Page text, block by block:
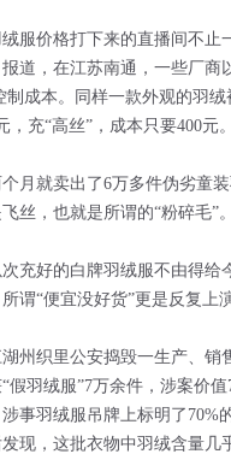
服价格打下来的直播间不止
报道，在江苏南通，一些厂商
制成本。同样一款外观的羽绒
，充“高丝”，成本只要400元。
月就卖出了6万多件伪劣童
丝，也就是所谓的“粉碎毛”。
充好的白牌羽绒服不由得给
谓“便宜没好货”更是反复上演
州织里公安捣毁一生产、销
假羽绒服”7万余件，涉案价
事羽绒服吊牌上标明了70%
现，这批衣物中羽绒含量几